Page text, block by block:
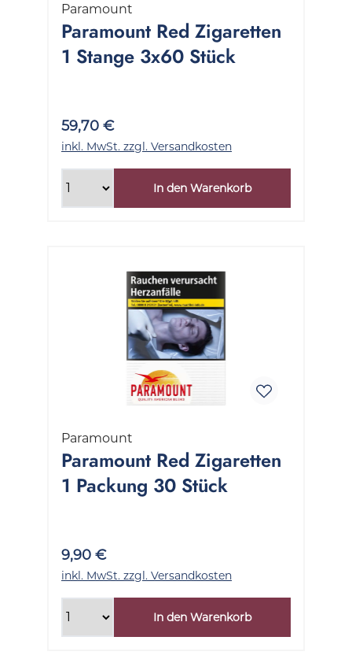
Paramount
Paramount Red Zigaretten
1 Stange 3x60 Stück
59,70 €
inkl. MwSt. zzgl. Versandkosten
In den Warenkorb
Paramount
Paramount Red Zigaretten
1 Packung 30 Stück
9,90 €
inkl. MwSt. zzgl. Versandkosten
In den Warenkorb